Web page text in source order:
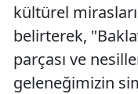
kültürel
belirterek,
parçası ve
geleneğimizin